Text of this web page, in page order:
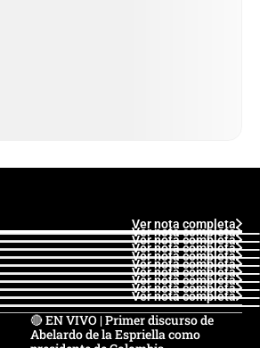
Ver nota completa
Ver nota completa
Ver nota completa
Ver nota completa
Ver nota completa
Ver nota completa
Ver nota completa
Ver nota completa
Ver nota completa
Ver nota completa
🔴 EN VIVO | Primer discurso de
Abelardo de la Espriella como